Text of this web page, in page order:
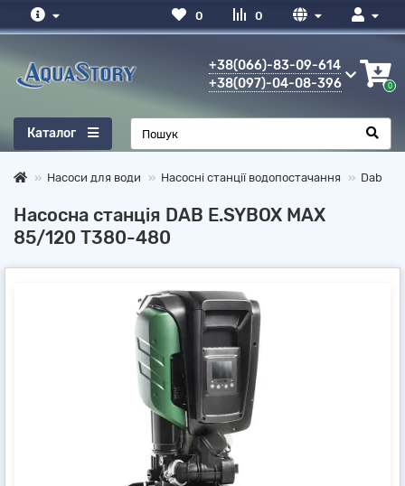
0
0
+38(066)-83-09-614
+38(097)-04-08-396
0
Каталог
Насоси для води Насосні станції водопостачання Dab
Насосна станція DAB E.SYBOX MAX
85/120 T380-480